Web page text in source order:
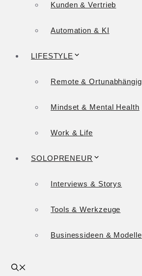
Kunden & Vertrieb
Automation & KI
LIFESTYLE
Remote & Ortunabhängig
Mindset & Mental Health
Work & Life
SOLOPRENEUR
Interviews & Storys
Tools & Werkzeuge
Businessideen & Modelle